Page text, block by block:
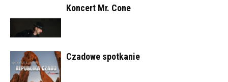
Koncert Mr. Cone
Czadowe spotkanie